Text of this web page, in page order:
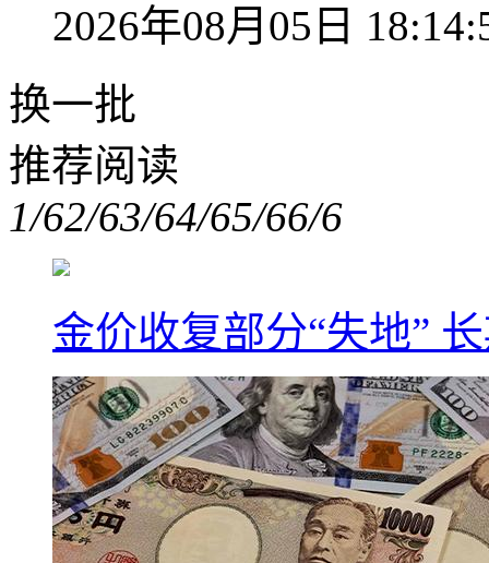
2026年08月05日
换一批
推荐阅读
1/62/63/64/65/66/6
金价收复部分“失地”